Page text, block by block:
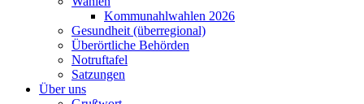
Kommunahlwahlen 2026
Gesundheit (überregional)
Überörtliche Behörden
Notruftafel
Satzungen
Über uns